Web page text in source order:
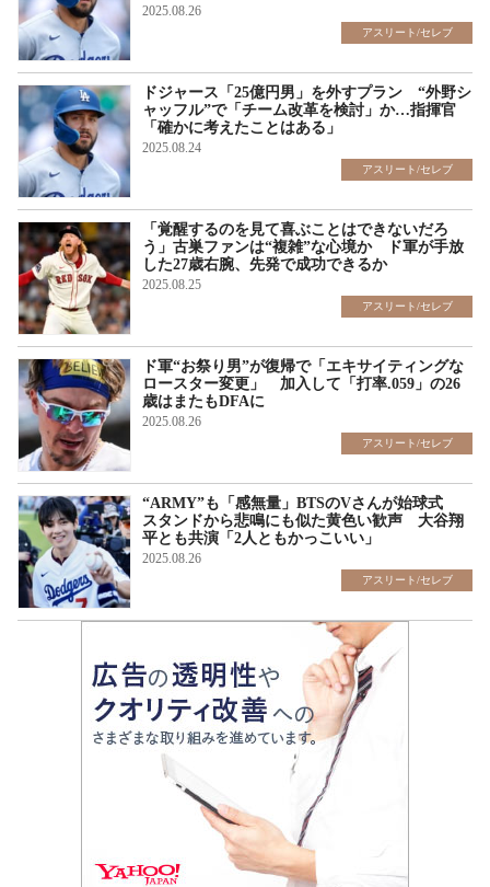
2025.08.26
アスリート/セレブ
ドジャース「25億円男」を外すプラン “外野シ
ャッフル”で「チーム改革を検討」か…指揮官
「確かに考えたことはある」
2025.08.24
アスリート/セレブ
「覚醒するのを見て喜ぶことはできないだろ
う」古巣ファンは“複雑”な心境か ド軍が手放
した27歳右腕、先発で成功できるか
2025.08.25
アスリート/セレブ
ド軍“お祭り男”が復帰で「エキサイティングな
ロースター変更」 加入して「打率.059」の26
歳はまたもDFAに
2025.08.26
アスリート/セレブ
“ARMY”も「感無量」BTSのVさんが始球式
スタンドから悲鳴にも似た黄色い歓声 大谷翔
平とも共演「2人ともかっこいい」
2025.08.26
アスリート/セレブ